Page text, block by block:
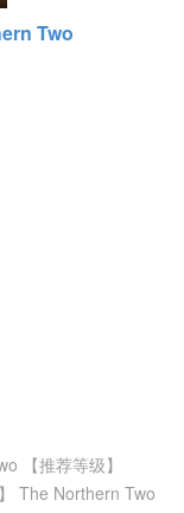
Two
【推荐等级】
The Northern Two